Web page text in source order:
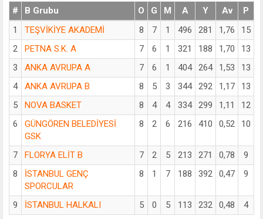
# B Grubu O G M A Y Av
P
1
TEŞVİKİYE AKADEMİ 8 7 1 496 281 1,76
15
2
PETNA S.K. A 7 6 1 321 188 1,70
13
3
ANKA AVRUPA A 7 6 1 404 264 1,53
13
4
ANKA AVRUPA B 8 5 3 344 292 1,17
13
5
NOVA BASKET 8 4 4 334 299 1,11
12
6
GÜNGÖREN BELEDİYESİ
GSK
8 2 6 216 410 0,52 10
7 FLORYA ELİT B 7 2 5 213 271 0,78
9
8
İSTANBUL GENÇ
SPORCULAR
8 1 7 188 392 0,47 9
9 İSTANBUL HALKALI 5 0 5 113 232 0,48 4